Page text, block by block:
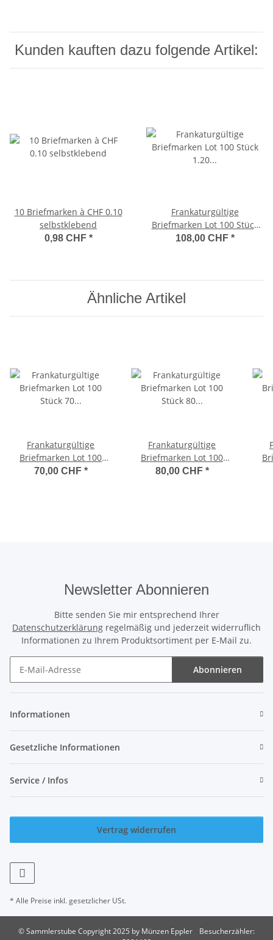
Kunden kauften dazu folgende Artikel:
10 Briefmarken à CHF 0.10
selbstklebend
0,98 CHF *
Frankaturgültige
Briefmarken Lot 100 Stück
1.20 Franken (nadiv)
108,00 CHF *
Ähnliche Artikel
Frankaturgültige
Briefmarken Lot 100
Stück 70 Rappen (na01)
70,00 CHF *
Frankaturgültige
Briefmarken Lot 100
Stück 80 Rappen (na01)
80,00 CHF *
Newsletter Abonnieren
Bitte senden Sie mir entsprechend Ihrer
Datenschutzerklärung regelmäßig und jederzeit widerruflich
Informationen zu Ihrem Produktsortiment per E-Mail zu.
Abonnieren
Informationen
Gesetzliche Informationen
Service / Infos
Vertrag widerrufen
* Alle Preise inkl. gesetzlicher USt.
© Sammlerstube Copyright 2025 by Münzen Eppler
Besucherzähler: